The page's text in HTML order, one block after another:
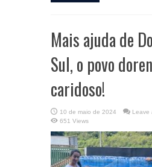
Mais ajuda de
Sul, o povo
caridoso!
10 de maio de 2024
Leave
651 Views